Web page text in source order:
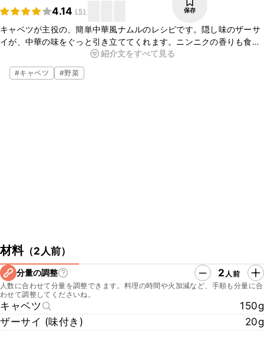
4.14 ( 5) 保存
キャベツが主役の、簡単中華風ナムルのレシピです。隠し味のザーサ
イが、中華の味をぐっと引き立ててくれます。ニンニクの香りも食欲
をそそりますよ。もう一品欲しいときにもおすすめです。
紹介文をすべて見る
#キャベツ #野菜
材料（2人前）
分量の調整 2 人前
人数に合わせて分量を調整できます。料理の時間や火加減など、手順も分量に合
わせて調整してくださいね。
キャベツ
150g
ザーサイ (味付き)
20g